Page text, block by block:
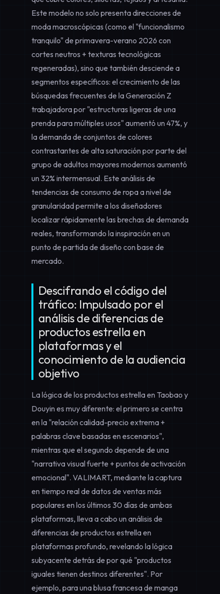
Este modelo no solo presenta direcciones de
moda macroscópicas (como el "funcionalismo
tranquilo" de primavera-verano 2026 con
cortes neutros + texturas tecnológicas
regeneradas), sino que también desciende a
segmentos específicos: el crecimiento de las
búsquedas frecuentes de la Generación Z
trabajadora por "estructuras ligeras de una
prenda para múltiples usos" aumentó un 47%, y
la demanda de conjuntos de colores
contrastantes de alta saturación por parte del
grupo de adultos mayores modernos aumentó
un 32% intermensual. Este análisis de
tendencias de consumo de ropa a nivel de
granularidad permite a los diseñadores
localizar rápidamente las brechas de demanda
reales, transformando la inspiración en un
punto de partida de diseño con base de
mercado.
Descifrando el código del
tráfico: Impulsado por el
análisis de diferencias de
productos estrella en
plataformas y el
conocimiento de la audiencia
objetivo
La lógica de los productos estrella en Taobao y
Douyin es muy diferente: el primero se centra
en la "relación calidad-precio extrema +
palabras clave basadas en escenarios",
mientras que el segundo depende de una
"narrativa visual fuerte + puntos de activación
emocional". VALIMART, mediante la captura
en tiempo real de datos de ventas más
populares en los últimos 30 días de ambas
plataformas, lleva a cabo un análisis de
diferencias de productos estrella en
plataformas profundo, revelando la lógica
subyacente detrás de por qué "productos
iguales tienen destinos diferentes". Por
ejemplo, para una blusa francesa de manga